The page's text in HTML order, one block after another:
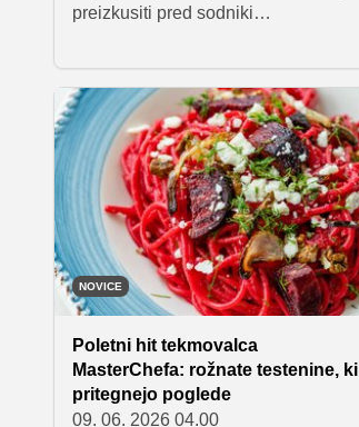
preizkusiti pred sodniki
NOVICE
Poletni hit tekmovalca
MasterChefa: rožnate testenine, ki
pritegnejo poglede
09. 06. 2026 04.00